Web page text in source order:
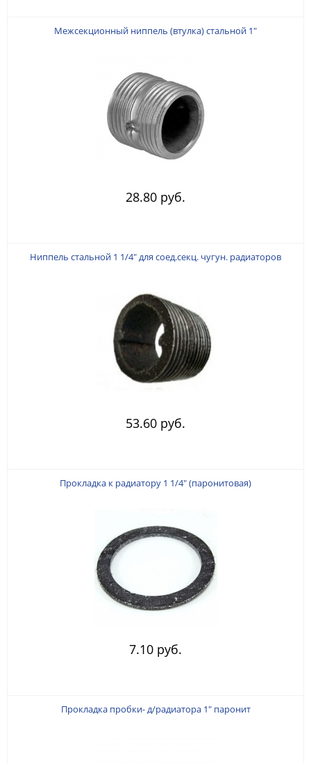
Межсекционный ниппель (втулка) стальной 1"
28.80 руб.
Ниппель стальной 1 1/4" для соед.секц. чугун. радиаторов
53.60 руб.
Прокладка к радиатору 1 1/4" (паронитовая)
7.10 руб.
Прокладка пробки- д/радиатора 1" паронит